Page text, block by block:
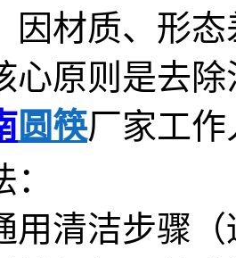
因材质、形
心原则是去
圆筷厂家工
清洁步骤（